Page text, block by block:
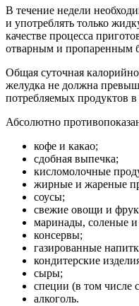
В течение недели
и употреблять только
качестве процесса
отварным и пропаренным
Общая суточная
желудка не должна
потребляемых продуктов
Абсолютно
кофе и какао;
сдобная выпечка;
кисломолочные
жирные и жареные
соусы;
свежие овощи и
маринады, соленые
консервы;
газированные
кондитерские
сыры;
специи (в том числе
алкоголь.